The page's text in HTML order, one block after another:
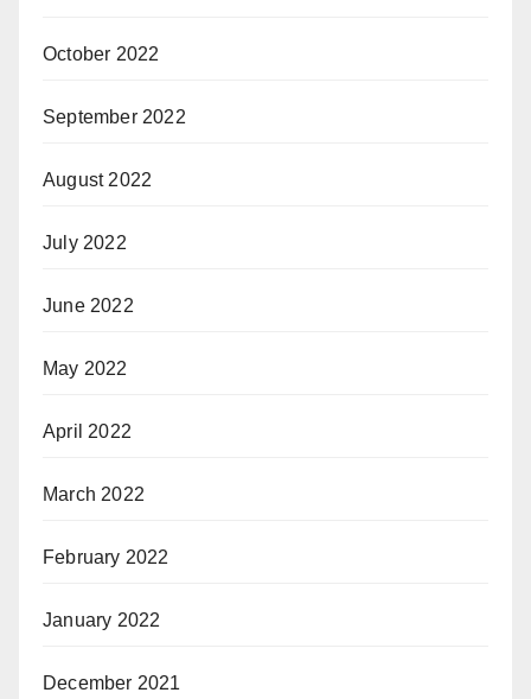
October 2022
September 2022
August 2022
July 2022
June 2022
May 2022
April 2022
March 2022
February 2022
January 2022
December 2021